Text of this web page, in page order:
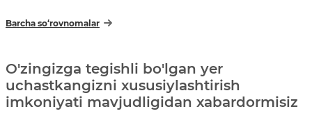
Barcha so‘rovnomalar
O'zingizga tegishli bo'lgan yer
uchastkangizni xususiylashtirish
imkoniyati mavjudligidan xabardormisiz